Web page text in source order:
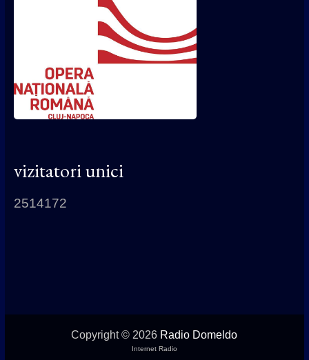
vizitatori unici
2514172
Copyright © 2026 Radio Domeldo
Internet Radio